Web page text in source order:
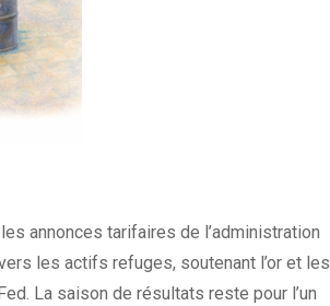
annonces tarifaires de l’administration
les actifs refuges, soutenant l’or et les
La saison de résultats reste pour l’un